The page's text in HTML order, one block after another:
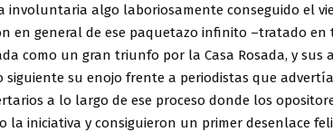
involuntaria algo laboriosamente conseguido el
en general de ese paquetazo infinito –tratado en
como un gran triunfo por la Casa Rosada, y sus
siguiente su enojo frente a periodistas que
a lo largo de ese proceso donde los
la iniciativa y consiguieron un primer desenlace